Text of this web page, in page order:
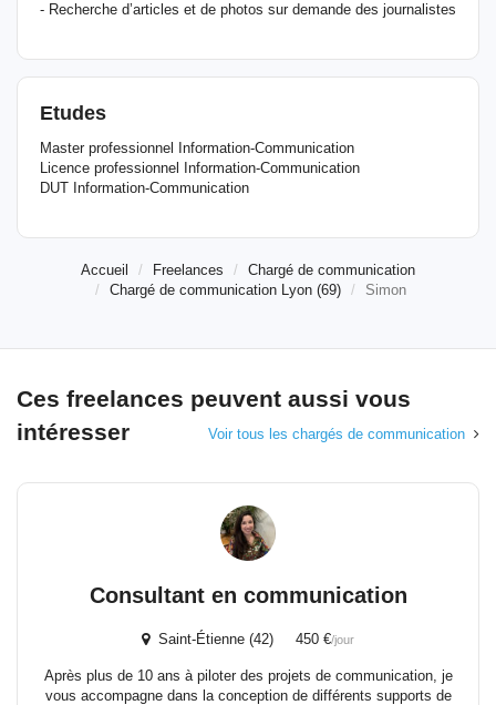
- Recherche d’articles et de photos sur demande des journalistes
Etudes
Master professionnel Information-Communication
Licence professionnel Information-Communication
DUT Information-Communication
Accueil Freelances
Chargé de communication
Chargé de communication Lyon (69)
Simon
Ces freelances peuvent aussi vous
intéresser
Voir tous les chargés de communication
Consultant en communication
Saint-Étienne (42) 450 €/jour
Après plus de 10 ans à piloter des projets de communication, je
vous accompagne dans la conception de différents supports de